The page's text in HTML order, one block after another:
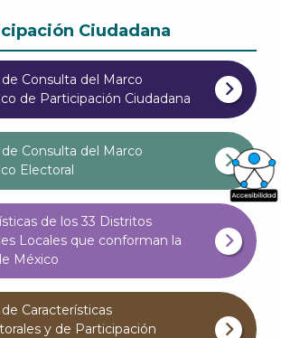
Ciudadana
Consulta del Marco
de Participación Ciudadana
Consulta del Marco
Electoral
de los 33 Distritos
Locales que conforman la
México
Características
y de Participación